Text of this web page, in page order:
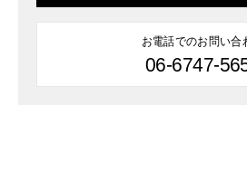
お電話でのお問い合
06-6747-